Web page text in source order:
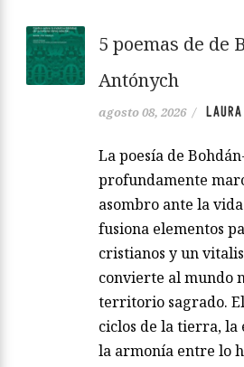
5 poemas de de
Antónych
agosto 08, 2026 /
La poesía de
profundamente
asombro ante la
fusiona elementos
cristianos y un
convierte al mundo
territorio sagrado.
ciclos de la tierra,
la armonía entre lo